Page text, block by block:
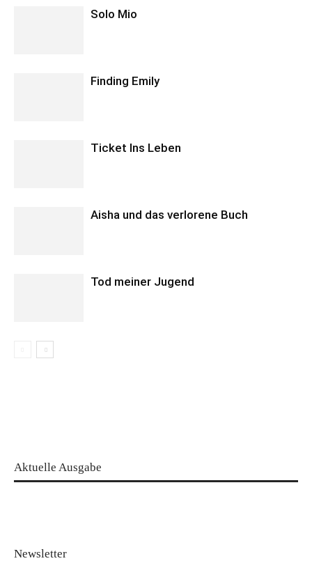
Solo Mio
Finding Emily
Ticket Ins Leben
Aisha und das verlorene Buch
Tod meiner Jugend
Aktuelle Ausgabe
Newsletter